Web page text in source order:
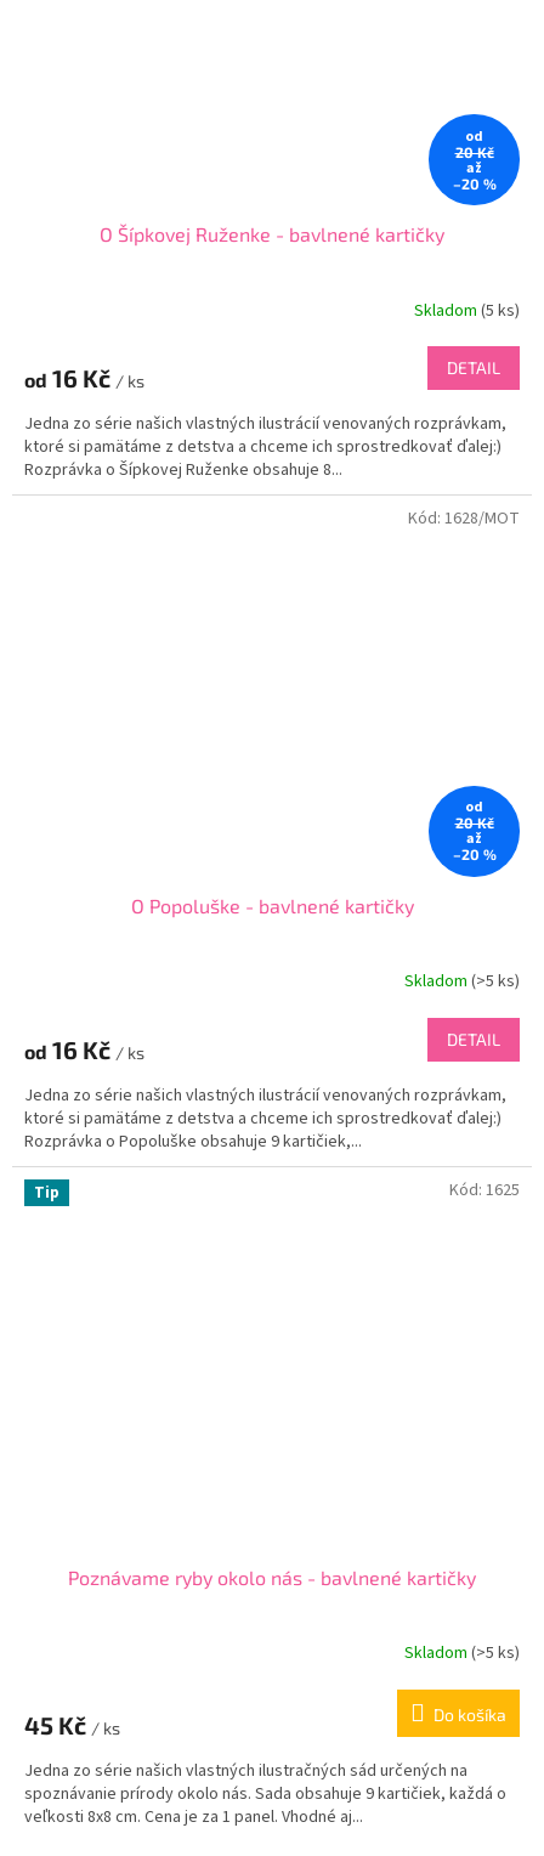
od
20 Kč
až
–20 %
O Šípkovej Ruženke - bavlnené kartičky
Skladom (5 ks)
od 16 Kč / ks
DETAIL
Jedna zo série našich vlastných ilustrácií venovaných rozprávkam,
ktoré si pamätáme z detstva a chceme ich sprostredkovať ďalej:)
Rozprávka o Šípkovej Ruženke obsahuje 8...
od
20 Kč
až
–20 %
O Popoluške - bavlnené kartičky
Skladom (>5 ks)
od 16 Kč / ks
DETAIL
Jedna zo série našich vlastných ilustrácií venovaných rozprávkam,
ktoré si pamätáme z detstva a chceme ich sprostredkovať ďalej:)
Rozprávka o Popoluške obsahuje 9 kartičiek,...
Kód: 1628/MOT
Tip
Poznávame ryby okolo nás - bavlnené kartičky
Skladom (>5 ks)
45 Kč / ks
Do košíka
Jedna zo série našich vlastných ilustračných sád určených na
spoznávanie prírody okolo nás. Sada obsahuje 9 kartičiek, každá o
veľkosti 8x8 cm. Cena je za 1 panel. Vhodné aj...
Kód: 1625